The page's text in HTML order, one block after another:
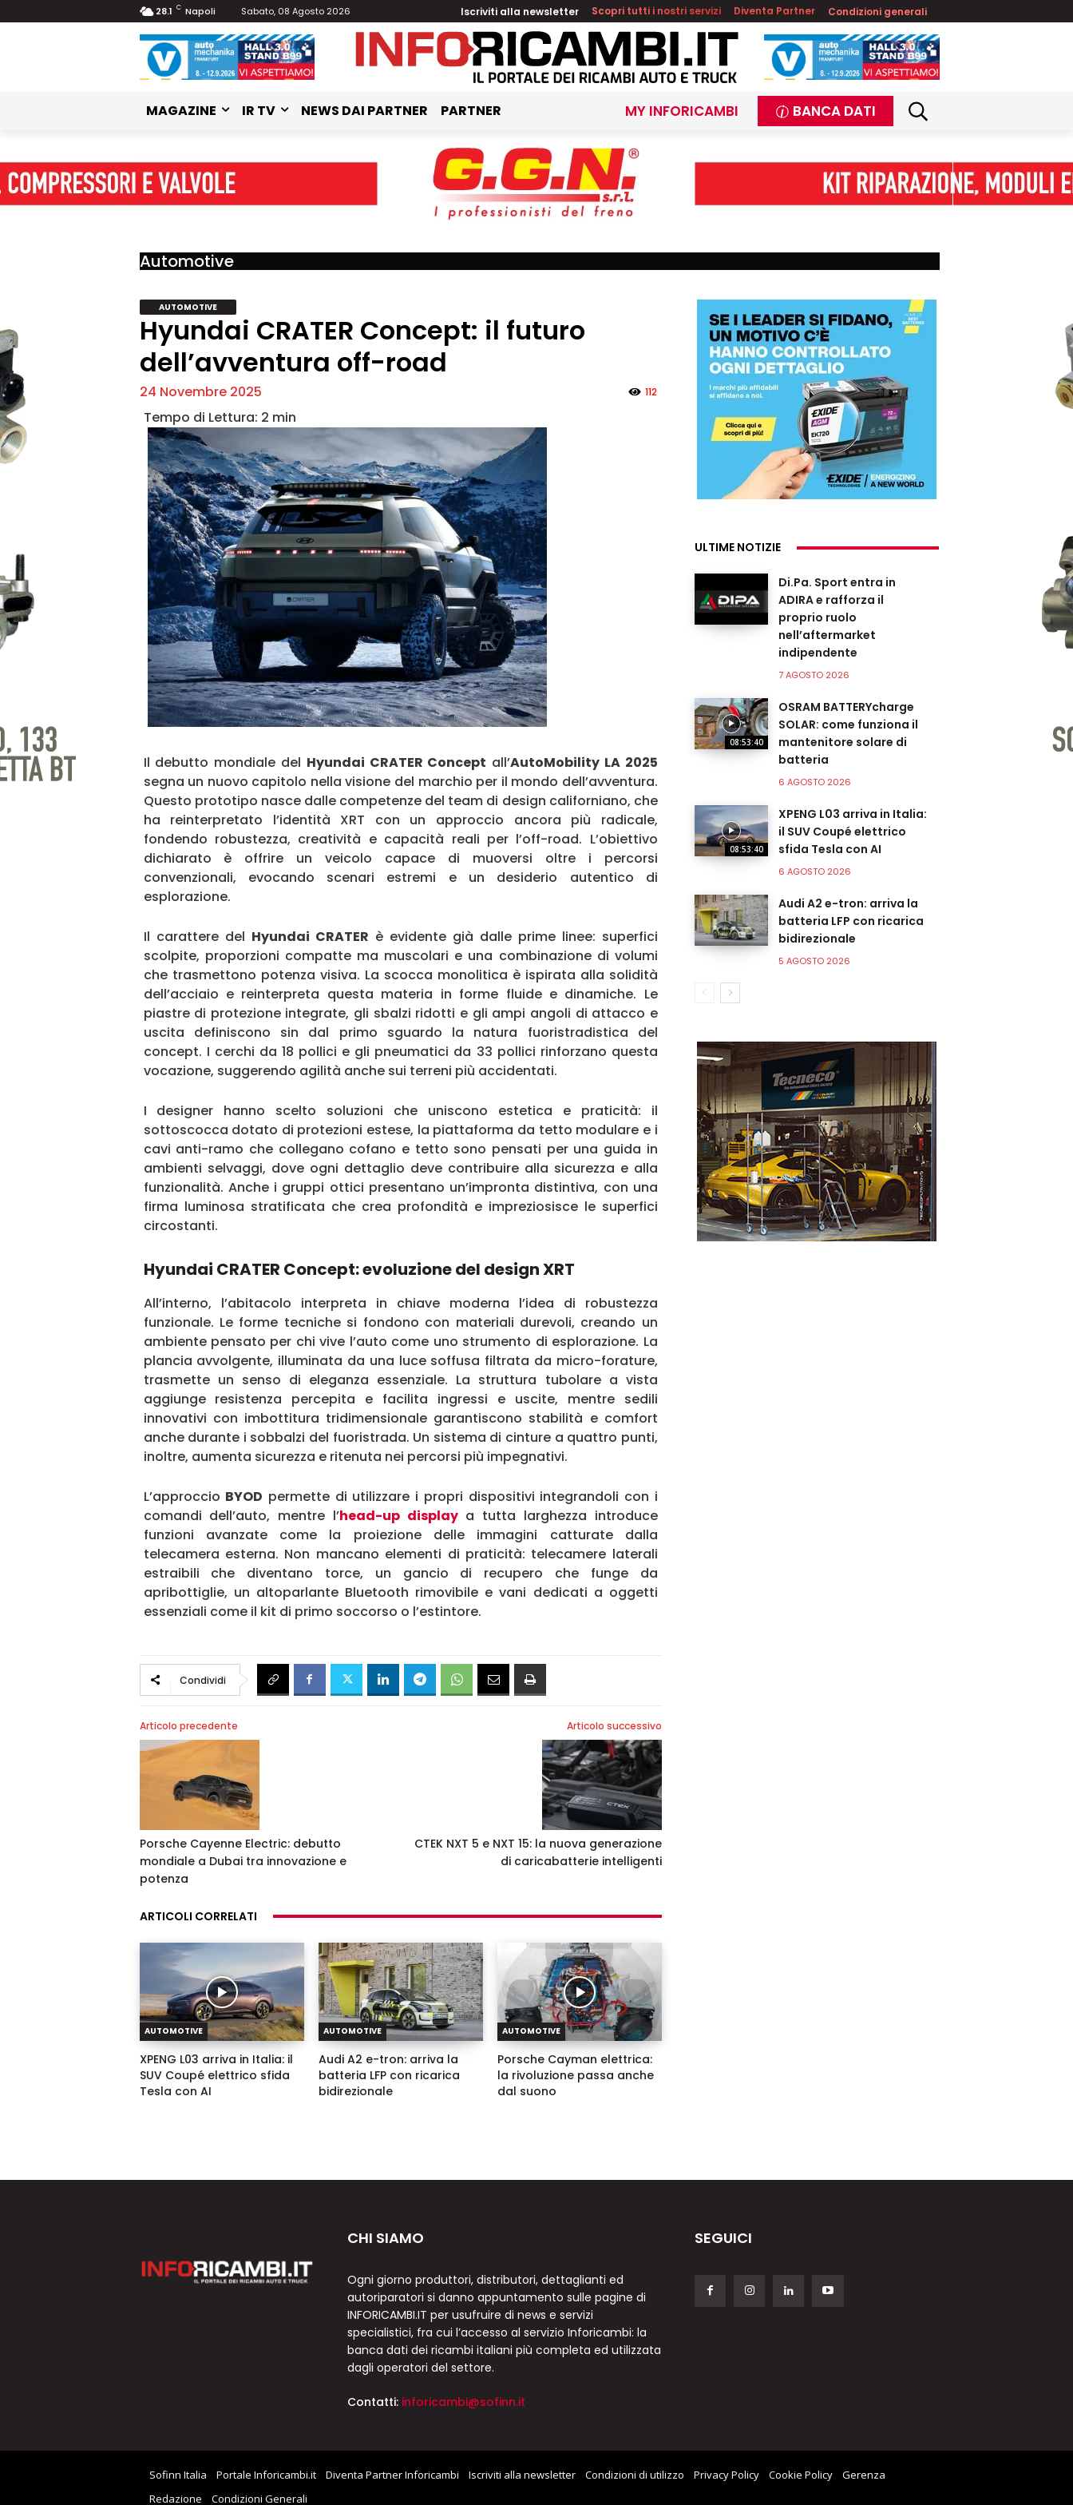
MY INFORICAMBI
Username
Password
Ricordami
Accedi
28.1 C Napoli Sabato, 08 Agosto 2026 Iscriviti alla newsletter Scopri tutti i nostri servizi Diventa Partner Condizioni generali
MAGAZINE IR TV NEWS DAI PARTNER PARTNER MY INFORICAMBI BANCA DATI
Automotive
AUTOMOTIVE
Hyundai CRATER Concept: il futuro
dell’avventura off-road
24 Novembre 2025 112
Il debutto mondiale del Hyundai CRATER Concept all’AutoMobility LA 2025
segna un nuovo capitolo nella visione del marchio per il mondo dell’avventura.
Questo prototipo nasce dalle competenze del team di design californiano, che
ha reinterpretato l’identità XRT con un approccio ancora più radicale,
fondendo robustezza, creatività e capacità reali per l’off-road. L’obiettivo
dichiarato è offrire un veicolo capace di muoversi oltre i percorsi
convenzionali, evocando scenari estremi e un desiderio autentico di
esplorazione.
Il carattere del Hyundai CRATER è evidente già dalle prime linee: superfici
scolpite, proporzioni compatte ma muscolari e una combinazione di volumi
che trasmettono potenza visiva. La scocca monolitica è ispirata alla solidità
dell’acciaio e reinterpreta questa materia in forme fluide e dinamiche. Le
piastre di protezione integrate, gli sbalzi ridotti e gli ampi angoli di attacco e
uscita definiscono sin dal primo sguardo la natura fuoristradistica del
concept. I cerchi da 18 pollici e gli pneumatici da 33 pollici rinforzano questa
vocazione, suggerendo agilità anche sui terreni più accidentati.
I designer hanno scelto soluzioni che uniscono estetica e praticità: il
sottoscocca dotato di protezioni estese, la piattaforma da tetto modulare e i
cavi anti-ramo che collegano cofano e tetto sono pensati per una guida in
ambienti selvaggi, dove ogni dettaglio deve contribuire alla sicurezza e alla
funzionalità. Anche i gruppi ottici presentano un’impronta distintiva, con una
firma luminosa stratificata che crea profondità e impreziosisce le superfici
circostanti.
Hyundai CRATER Concept: evoluzione del design XRT
All’interno, l’abitacolo interpreta in chiave moderna l’idea di robustezza
funzionale. Le forme tecniche si fondono con materiali durevoli, creando un
ambiente pensato per chi vive l’auto come uno strumento di esplorazione. La
plancia avvolgente, illuminata da una luce soffusa filtrata da micro-forature,
trasmette un senso di eleganza essenziale. La struttura tubolare a vista
aggiunge resistenza percepita e facilita ingressi e uscite, mentre sedili
innovativi con imbottitura tridimensionale garantiscono stabilità e comfort
anche durante i sobbalzi del fuoristrada. Un sistema di cinture a quattro punti,
inoltre, aumenta sicurezza e ritenuta nei percorsi più impegnativi.
L’approccio BYOD permette di utilizzare i propri dispositivi integrandoli con i
comandi dell’auto, mentre l’head-up displaya tutta larghezza introduce
funzioni avanzate come la proiezione delle immagini catturate dalla
telecamera esterna. Non mancano elementi di praticità: telecamere laterali
estraibili che diventano torce, un gancio di recupero che funge da
apribottiglie, un altoparlante Bluetooth rimovibile e vani dedicati a oggetti
essenziali come il kit di primo soccorso o l’estintore.
Condividi
Articolo precedente
Porsche Cayenne Electric: debutto
mondiale a Dubai tra innovazione e
potenza
Articolo successivo
CTEK NXT 5 e NXT 15: la nuova generazione
di caricabatterie intelligenti
ARTICOLI CORRELATI
AUTOMOTIVE
XPENG L03 arriva in Italia: il
SUV Coupé elettrico sfida
Tesla con AI
AUTOMOTIVE
Audi A2 e-tron: arriva la
batteria LFP con ricarica
bidirezionale
AUTOMOTIVE
Porsche Cayman elettrica:
la rivoluzione passa anche
dal suono
ULTIME NOTIZIE
Di.Pa. Sport entra in
ADIRA e rafforza il
proprio ruolo
nell’aftermarket
indipendente
7 AGOSTO 2026
08:53:40
OSRAM BATTERYcharge
SOLAR: come funziona il
mantenitore solare di
batteria
6 AGOSTO 2026
08:53:40
XPENG L03 arriva in Italia:
il SUV Coupé elettrico
sfida Tesla con AI
6 AGOSTO 2026
Audi A2 e-tron: arriva la
batteria LFP con ricarica
bidirezionale
5 AGOSTO 2026
CHI SIAMO
Ogni giorno produttori, distributori, dettaglianti ed
autoriparatori si danno appuntamento sulle pagine di
INFORICAMBI.IT per usufruire di news e servizi
specialistici, fra cui l’accesso al servizio Inforicambi: la
banca dati dei ricambi italiani più completa ed utilizzata
dagli operatori del settore.
Contatti: inforicambi@sofinn.it
SEGUICI
Sofinn Italia Portale Inforicambi.it Diventa Partner Inforicambi Iscriviti alla newsletter Condizioni di utilizzo Privacy Policy Cookie Policy
Gerenza
Redazione
Condizioni Generali